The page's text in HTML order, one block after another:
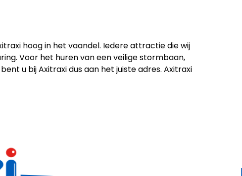
hoog in het vaandel. Iedere attractie die wij
Voor het huren van een veilige stormbaan,
u bij Axitraxi dus aan het juiste adres. Axitraxi